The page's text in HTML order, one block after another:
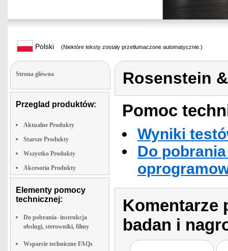
Polski (Niektóre teksty zostały przetłumaczone automatycznie.)
Strona glówna
Przeglad produktów:
Aktualne Produkty
Starsze Produkty
Wszystko Produkty
Akcesoria Produkty
Elementy pomocy
technicznej:
Do pobrania- instrukcja
obslugi, sterowniki, filmy
Wsparcie techniczne FAQs
Rosenstein
Pomoc
Wyniki
Do
Komentarze
badan i